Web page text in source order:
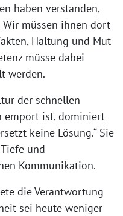
haben verstanden,
müssen ihnen dort
Haltung und Mut
müsse dabei
werden.
der schnellen
empört ist, dominiert
keine Lösung.“ Sie
und
Kommunikation.
die Verantwortung
sei heute weniger